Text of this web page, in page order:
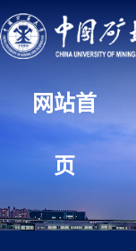
网站首
页